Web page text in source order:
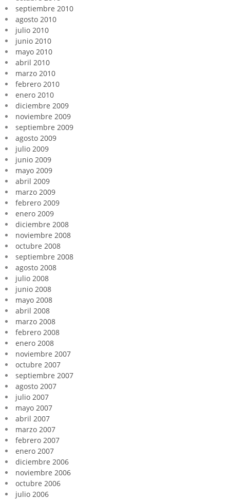
septiembre 2010
agosto 2010
julio 2010
junio 2010
mayo 2010
abril 2010
marzo 2010
febrero 2010
enero 2010
diciembre 2009
noviembre 2009
septiembre 2009
agosto 2009
julio 2009
junio 2009
mayo 2009
abril 2009
marzo 2009
febrero 2009
enero 2009
diciembre 2008
noviembre 2008
octubre 2008
septiembre 2008
agosto 2008
julio 2008
junio 2008
mayo 2008
abril 2008
marzo 2008
febrero 2008
enero 2008
noviembre 2007
octubre 2007
septiembre 2007
agosto 2007
julio 2007
mayo 2007
abril 2007
marzo 2007
febrero 2007
enero 2007
diciembre 2006
noviembre 2006
octubre 2006
julio 2006